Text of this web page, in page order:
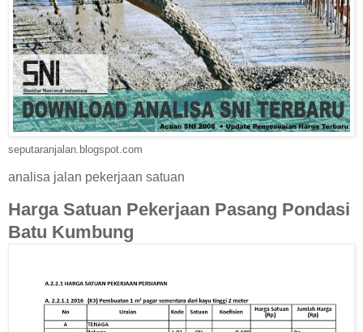
seputaranjalan.blogspot.com
analisa jalan pekerjaan satuan
Harga Satuan Pekerjaan Pasang Pondasi
Batu Kumbung